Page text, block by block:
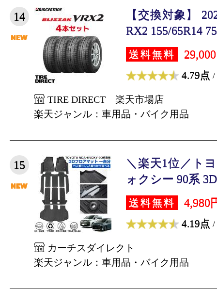
14
【交換対象】
RX2 155/65R14
送料無料
4.79点 /
TIRE DIRECT 楽天市場店
楽天ジャンル：車用品・バイク用品
15
＼楽天1位／ト
ォクシー 90系
送料無料 4,980
4.19点 /
カーチスダイレクト
楽天ジャンル：車用品・バイク用品